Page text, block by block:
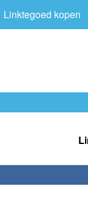
Linktegoed kopen